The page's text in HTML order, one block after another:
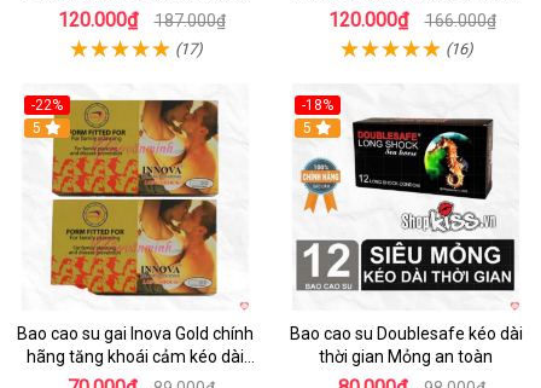
toàn uy tín
120.000₫ 187.000₫
(17)
hoa
120.000₫ 166.000₫
(16)
-22%
5
Bao cao su gai Inova Gold chính
hãng tăng khoái cảm kéo dài
cuộc yêu
-18%
Hot
5
Bao cao su Doublesafe kéo dài
thời gian Mỏng an toàn